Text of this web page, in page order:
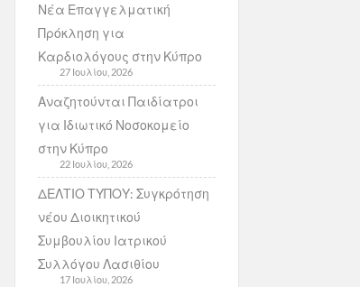
Νέα Επαγγελματική
Πρόκληση για
Καρδιολόγους στην Κύπρο
27 Ιουλίου, 2026
Αναζητούνται Παιδίατροι
για Ιδιωτικό Νοσοκομείο
στην Κύπρο
22 Ιουλίου, 2026
ΔΕΛΤΙΟ ΤΥΠΟΥ: Συγκρότηση
νέου Διοικητικού
Συμβουλίου Ιατρικού
Συλλόγου Λασιθίου
17 Ιουλίου, 2026